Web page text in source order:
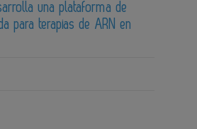
una plataforma de
para terapias de ARN en